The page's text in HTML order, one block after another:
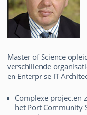
Master of Science
verschillende
en Enterprise IT
Complexe projecten
het Port Community